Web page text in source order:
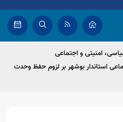
امنیتی و اجتماعی
استاندار بوشهر بر لزوم حفظ وحدت